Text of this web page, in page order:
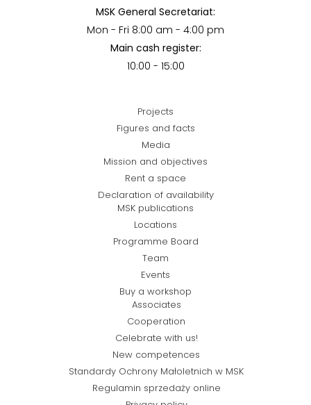
MSK General Secretariat:
Mon - Fri 8:00 am - 4:00 pm
Main cash register:
10:00 - 15:00
Projects
Figures and facts
Media
Mission and objectives
Rent a space
Declaration of availability
MSK publications
Locations
Programme Board
Team
Events
Buy a workshop
Associates
Cooperation
Celebrate with us!
New competences
Standardy Ochrony Małoletnich w MSK
Regulamin sprzedaży online